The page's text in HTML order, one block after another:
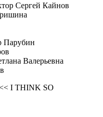
Сергей Кайнов
Парубин
Валерьевна
I THINK SO